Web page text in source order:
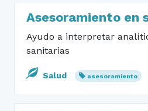
Asesoramiento en
Ayudo a interpretar
sanitarias
Salud asesoramiento